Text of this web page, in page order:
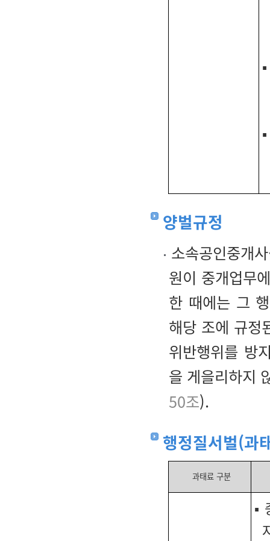
양벌규정
소속공인중개
원이 중개업무
한 때에는 그
해당 조에 규정
위반행위를 방
을 게을리하지
50조).
행정질서벌(과
과태료 구분
▪